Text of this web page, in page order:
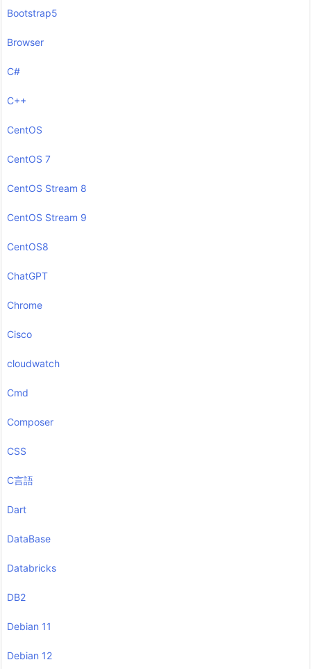
Bootstrap5
Browser
C#
C++
CentOS
CentOS 7
CentOS Stream 8
CentOS Stream 9
CentOS8
ChatGPT
Chrome
Cisco
cloudwatch
Cmd
Composer
CSS
C言語
Dart
DataBase
Databricks
DB2
Debian 11
Debian 12